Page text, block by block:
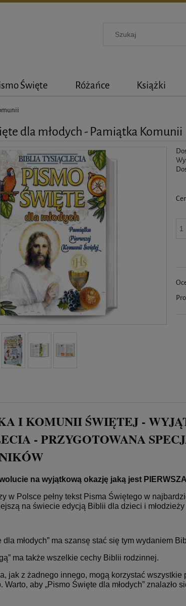
Święte Różańce Książki
dla młodych - Pamiątka Komunii
I KOMUNII ŚWIĘTEJ -
- PRZYGOTOWANA
na wyjątkową okazję jaką jest
w Polsce pełny tekst Pisma Świętego w
na świecie edycją Biblii dla dzieci i
dla młodych” ma szansę stać się tym wydaniem
ma także wszelkie cechy Biblii rodzinnej.
jak z żadnego innego, mogą korzystać
Warto, aby „Pismo Święte dla młodych” znalazło